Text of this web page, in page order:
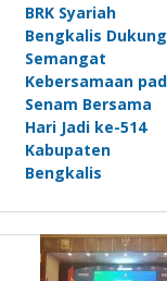
BRK Syariah
Bengkalis Dukung
Semangat
Kebersamaan
Senam Bersama
Hari Jadi ke-514
Kabupaten
Bengkalis